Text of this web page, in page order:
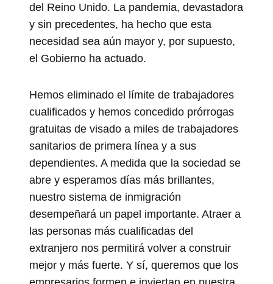
del Reino Unido. La pandemia, devastadora
y sin precedentes, ha hecho que esta
necesidad sea aún mayor y, por supuesto,
el Gobierno ha actuado.
Hemos eliminado el límite de trabajadores
cualificados y hemos concedido prórrogas
gratuitas de visado a miles de trabajadores
sanitarios de primera línea y a sus
dependientes. A medida que la sociedad se
abre y esperamos días más brillantes,
nuestro sistema de inmigración
desempeñará un papel importante. Atraer a
las personas más cualificadas del
extranjero nos permitirá volver a construir
mejor y más fuerte. Y sí, queremos que los